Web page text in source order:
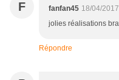
F fanfan45 18/04/
jolies réalisations
Répondre